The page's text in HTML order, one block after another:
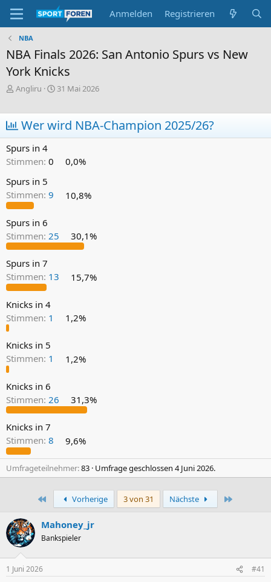
Anmelden Registrieren
NBA
NBA Finals 2026: San Antonio Spurs vs New
York Knicks
E
t
e
l
e
Angliru
E
t
e
31 Mai 2026
Wer wird NBA-Champion 2025/26?
Spurs in 4
Stimmen: 0
0,0%
Spurs in 5
Stimmen: 9 10,8%
Spurs in 6
Stimmen: 25 30,1%
Spurs in 7
Stimmen: 13 15,7%
Knicks in 4
Stimmen: 1 1,2%
Knicks in 5
Stimmen: 1 1,2%
Knicks in 6
Stimmen: 26 31,3%
Knicks in 7
Stimmen: 8 9,6%
Umfrageteilnehmer 83 Umfrage geschlossen 4 Juni 2026.
Erste Vorherige 3 von 31 Nächste
Mahoney_jr
Bankspieler
1 Juni 2026 #41